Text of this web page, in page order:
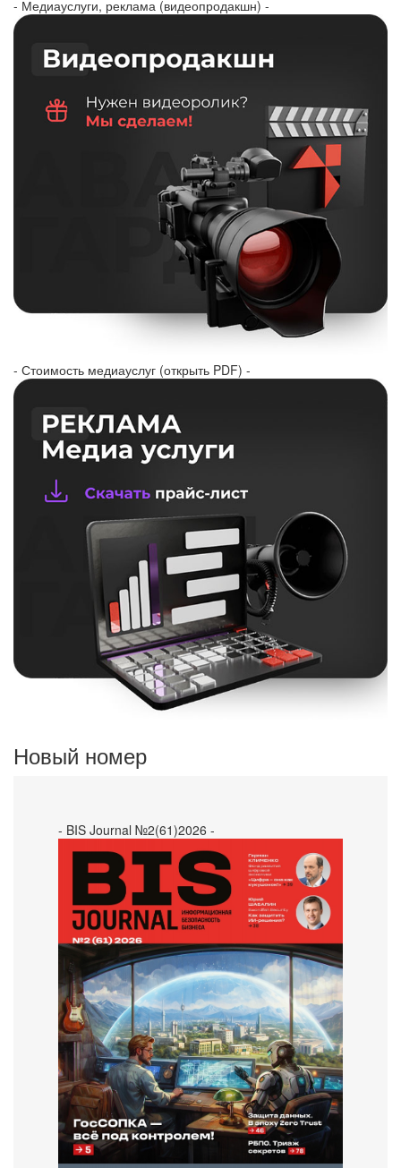
- Медиауслуги, реклама (видеопродакшн) -
- Стоимость медиауслуг (открыть PDF) -
Новый номер
- BIS Journal №2(61)2026 -